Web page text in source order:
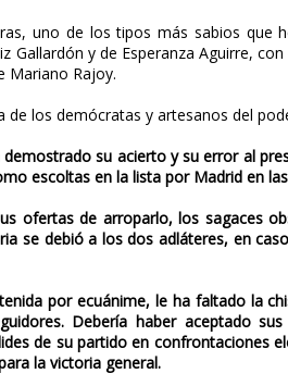
uno de los tipos más sabios que
Gallardón y de Esperanza Aguirre,
Mariano Rajoy.
de los demócratas y artesanos del
su acierto y su error al
escoltas en la lista por Madrid en
ofertas de arroparlo, los sagaces
se debió a los dos adláteres, en
por ecuánime, le ha faltado la
Debería haber aceptado
de su partido en confrontaciones
la victoria general.